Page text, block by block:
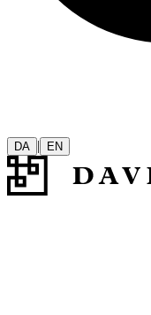
DA | EN